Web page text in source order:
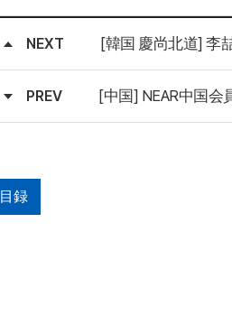
NEXT [韓国 慶尚北道] 李
PREV [中国] NEAR中国会
目録